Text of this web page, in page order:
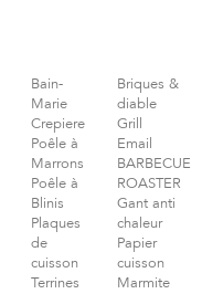
Bain-
Marie
Crepiere
Poêle à
Marrons
Poêle à
Blinis
Plaques
de
cuisson
Terrines
Briques &
diable
Grill
Email
BARBECUE
ROASTER
Gant anti
chaleur
Papier
cuisson
Marmite